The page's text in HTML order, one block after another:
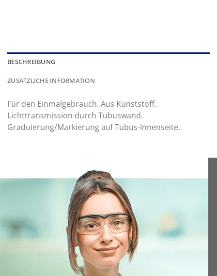
BESCHREIBUNG
ZUSÄTZLICHE INFORMATION
Für den Einmalgebrauch. Aus Kunststoff.
Lichttransmission durch Tubuswand.
Graduierung/Markierung auf Tubus-Innenseite.